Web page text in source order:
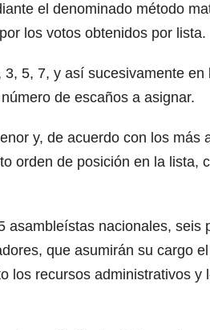
el denominado método
los votos obtenidos por lista.
5, 7, y así sucesivamente
de escaños a asignar.
y, de acuerdo con los más
orden de posición en la lista,
asambleístas nacionales, seis
que asumirán su cargo
los recursos administrativos y